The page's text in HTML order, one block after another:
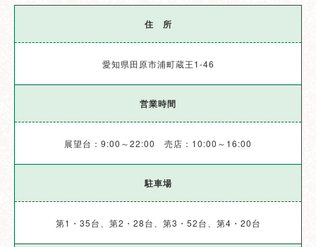
住 所
愛知県田原市浦町蔵王1-46
営業時間
展望台：9:00～22:00 売店：10:00～16:00
駐車場
第1・35台、第2・28台、第3・52台、第4・20台